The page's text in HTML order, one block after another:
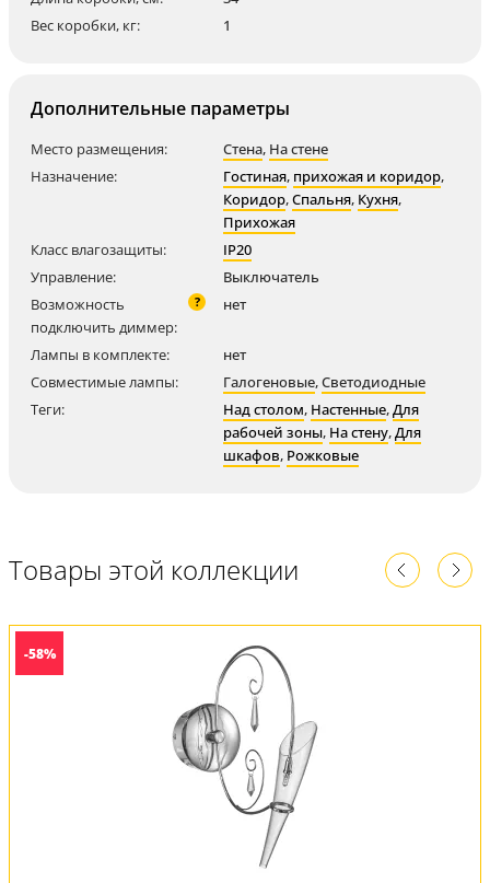
Вес коробки, кг:
1
Дополнительные параметры
Место размещения: Стена, На стене
Назначение:
Гостиная, прихожая и коридор,
Коридор,Спальня, Кухня,
Прихожая
Класс влагозащиты:
IP20
Управление:
Выключатель
Возможность
подключить диммер:
? нет
Лампы в комплекте:
нет
Совместимые лампы:
Галогеновые,Светодиодные
Теги:
Над столом, Настенные,Для
рабочей зоны, На стену,Для
шкафов, Рожковые
Товары этой коллекции
-58%